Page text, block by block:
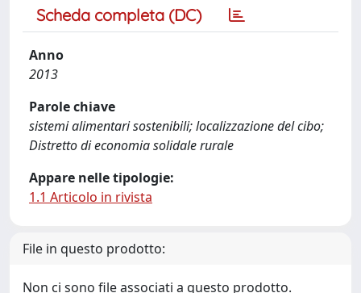
Scheda completa (DC)
Anno
2013
Parole chiave
sistemi alimentari sostenibili; localizzazione del cibo;
Distretto di economia solidale rurale
Appare nelle tipologie:
1.1 Articolo in rivista
File in questo prodotto:
Non ci sono file associati a questo prodotto.